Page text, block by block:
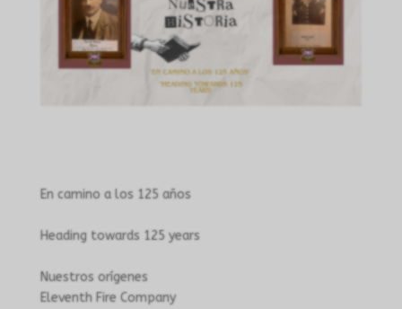
En camino a los 125 años
Heading towards 125 years
Nuestros orígenes
Eleventh Fire Company